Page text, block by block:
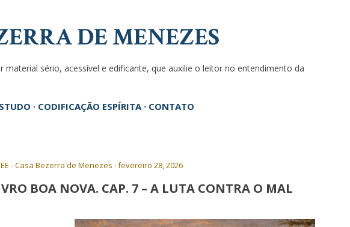
DE MENEZES
material sério, acessível e edificante, que auxilie o leitor no entendimento da
CODIFICAÇÃO ESPÍRITA CONTATO
- Casa Bezerra de Menezes fevereiro 28, 2026
BOA NOVA. CAP. 7 – A LUTA CONTRA O MAL